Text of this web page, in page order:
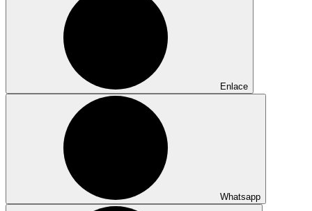
Enlace
Whatsapp